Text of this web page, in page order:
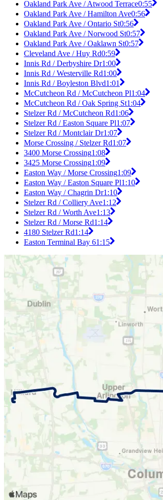
Oakland Park Ave / Atwood Terrace0:55
Oakland Park Ave / Hamilton Ave0:56
Oakland Park Ave / Ontario St0:56
Oakland Park Ave / Norwood St0:57
Oakland Park Ave / Oaklawn St0:57
Cleveland Ave / Huy Rd0:59
Innis Rd / Derbyshire Dr1:00
Innis Rd / Westerville Rd1:00
Innis Rd / Boyleston Blvd1:01
McCutcheon Rd / McCutcheon Pl1:04
McCutcheon Rd / Oak Spring St1:04
Stelzer Rd / McCutcheon Rd1:06
Stelzer Rd / Easton Square Pl1:07
Stelzer Rd / Montclair Dr1:07
Morse Crossing / Stelzer Rd1:07
3400 Morse Crossing1:08
3425 Morse Crossing1:09
Easton Way / Morse Crossing1:09
Easton Way / Easton Square Pl1:10
Easton Way / Chagrin Dr1:10
Stelzer Rd / Colliery Ave1:12
Stelzer Rd / Worth Ave1:13
Stelzer Rd / Morse Rd1:14
4180 Stelzer Rd1:14
Easton Terminal Bay 61:15